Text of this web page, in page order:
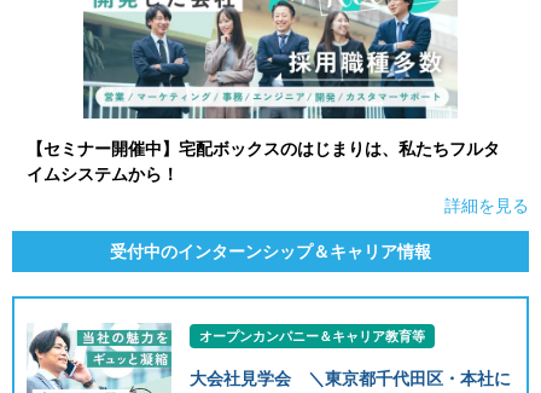
【セミナー開催中】宅配ボックスのはじまりは、私たちフルタ
イムシステムから！
詳細を見る
受付中のインターンシップ＆キャリア情報
オープンカンパニー＆キャリア教育等
大会社見学会 ＼東京都千代田区・本社に